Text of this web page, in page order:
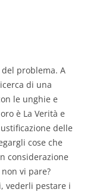
problema. A
di una
le unghie e
è La Verità e
delle
cose che
considerazione
vi pare?
vederli pestare i